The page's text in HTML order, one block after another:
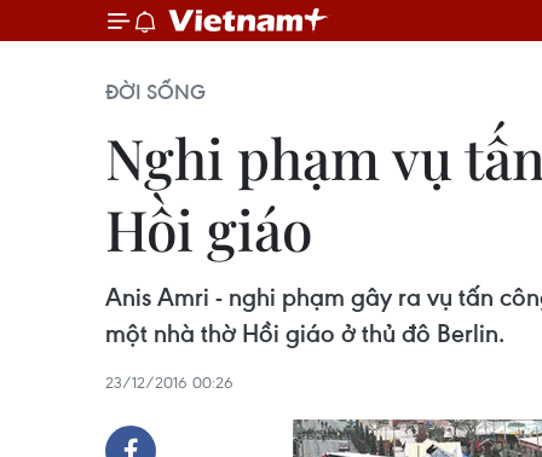
ĐỜI SỐNG
Nghi phạm vụ
Hồi giáo
Anis Amri - nghi phạm gây ra vụ tấn
một nhà thờ Hồi giáo ở thủ đô Berlin.
23/12/2016 00:26